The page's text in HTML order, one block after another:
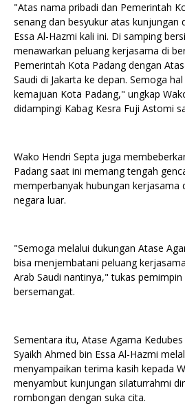
"Atas nama pribadi dan Pemerintah
senang dan besyukur atas kunjungan
Essa Al-Hazmi kali ini. Di samping
menawarkan peluang kerjasama di
Pemerintah Kota Padang dengan
Saudi di Jakarta ke depan. Semoga
kemajuan Kota Padang," ungkap
didampingi Kabag Kesra Fuji Astomi
Wako Hendri Septa juga
Padang saat ini memang tengah
memperbanyak hubungan kerjasama
negara luar.
"Semoga melalui dukungan Atase
bisa menjembatani peluang
Arab Saudi nantinya," tukas
bersemangat.
Sementara itu, Atase Agama Kedubes
Syaikh Ahmed bin Essa Al-Hazmi
menyampaikan terima kasih kepada
menyambut kunjungan silaturrahmi
rombongan dengan suka cita.